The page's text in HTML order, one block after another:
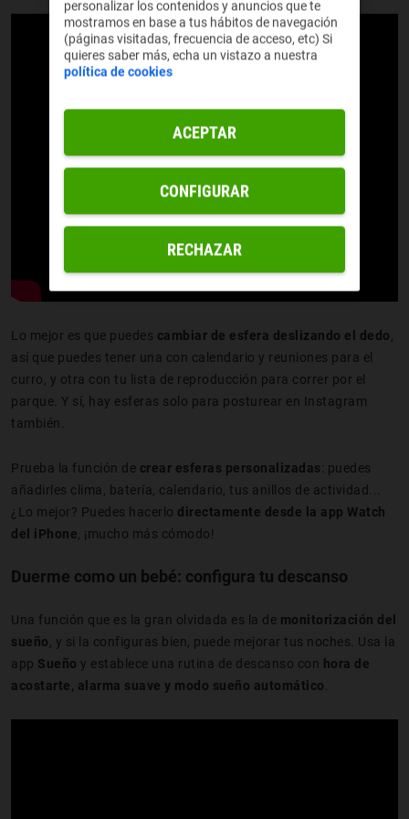
Lo mejor es que puedes cambiar de esfera deslizando el dedo,
así que puedes tener una con calendario y reuniones para el
curro, y otra con tu lista de reproducción para correr por el
parque. Y sí, hay esferas solo para posturear en Instagram
también.
Prueba la función de crear esferas personalizadas: puedes
añadirles clima, batería, calendario, tus anillos de actividad...
¿Lo mejor? Puedes hacerlo directamente desde la app Watch
del iPhone, ¡mucho más cómodo!
Duerme como un bebé: configura tu descanso
Una función que es la gran olvidada es la de monitorización del
sueño, y si la configuras bien, puede mejorar tus noches. Usa la
app Sueño y establece una rutina de descanso con hora de
acostarte, alarma suave y modo sueño automático.
personalizar los contenidos y anuncios que te
mostramos en base a tus hábitos de navegación
(páginas visitadas, frecuencia de acceso, etc) Si
quieres saber más, echa un vistazo a nuestra
política de cookies
RECHAZAR
ACEPTAR
CONFIGURAR